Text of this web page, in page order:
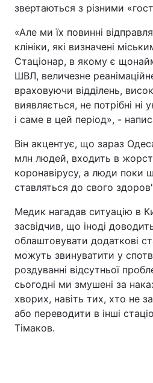
звертаються з різними
«Але ми їх повинні
клініки, які визначені
Стаціонар, в якому є
ШВЛ, величезне
враховуючи відділень,
виявляється, не потрібні ні
і саме в цей період», -
Він акцентує, що зараз
млн людей, входить в
коронавірусу, а люди поки
ставляться до свого
Медик нагадав ситуацію в
засвідчив, що іноді
облаштовувати додаткові
можуть звинуватити у
роздуванні відсутньої
сьогодні ми змушені за
хворих, навіть тих, хто не
або переводити в інші
Тімаков.